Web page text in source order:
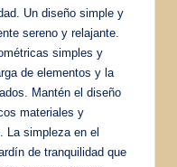
Un diseño simple y
sereno y relajante.
simples y
de elementos y la
Mantén el diseño
materiales y
La simpleza en el
de tranquilidad que